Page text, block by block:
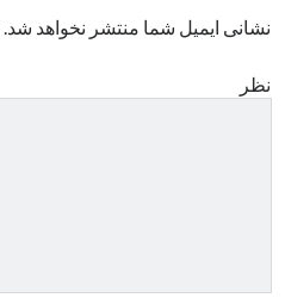
نشانی ایمیل شما منتشر نخواهد شد.
نظر